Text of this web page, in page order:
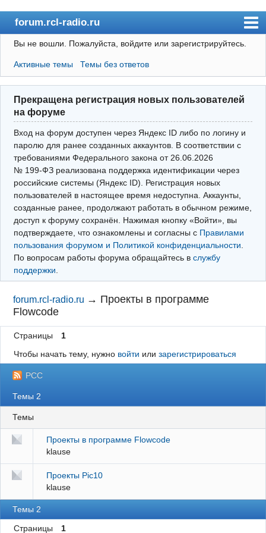
forum.rcl-radio.ru
rcl-radio.ru
Форум
Пользователи
Правила
Поиск
Вход(логин\пароль)
Войти через Яндекс ID
Выйти
Вы не вошли. Пожалуйста, войдите или зарегистрируйтесь.
Активные темы Темы без ответов
Прекращена регистрация новых пользователей
на форуме
Вход на форум доступен через Яндекс ID либо по логину и
паролю для ранее созданных аккаунтов. В соответствии с
требованиями Федерального закона от 26.06.2026
№ 199‑ФЗ реализована поддержка идентификации через
российские системы (Яндекс ID). Регистрация новых
пользователей в настоящее время недоступна. Аккаунты,
созданные ранее, продолжают работать в обычном режиме,
доступ к форуму сохранён. Нажимая кнопку «Войти», вы
подтверждаете, что ознакомлены и согласны с Правилами
пользования форумом и Политикой конфиденциальности
По вопросам работы форума обращайтесь в службу
поддержки
forum.rcl-radio.ru → Проекты в программе
Flowcode
Страницы
1
Чтобы начать тему, нужно войти или зарегистрироваться
РСС
Темы 2
Темы
Проекты в программе Flowcode
klause
Проекты Pic10
klause
Темы 2
Страницы 1